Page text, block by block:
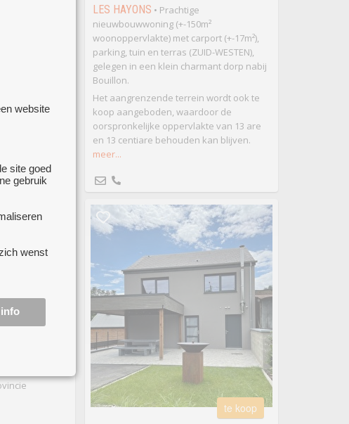
website
site goed
gebruik
wenst
LES HAYONS • Prachtige
nieuwbouwwoning (+-150m²
woonoppervlakte) met carport (+-17m²),
parking, tuin en terras (ZUID-WESTEN),
gelegen in een klein charmant dorp nabij
Bouillon.
Het aangrenzende terrein wordt ook te
koop aangeboden, waardoor de
oorspronkelijke oppervlakte van 13 are
en 13 centiare behouden kan blijven.
meer...
VOOR
te koop